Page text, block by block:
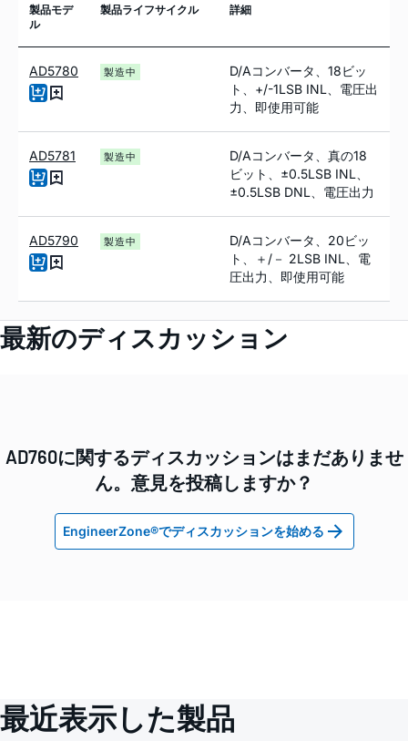
製品モデ
ル
製品ライフサイクル 詳細
AD5780 製造中
D/Aコンバータ、18ビッ
ト、+/-1LSB INL、電圧出
力、即使用可能
AD5781 製造中
D/Aコンバータ、真の18
ビット、±0.5LSB INL、
±0.5LSB DNL、電圧出力
AD5790 製造中
D/Aコンバータ、20ビッ
ト、＋/－ 2LSB INL、電
圧出力、即使用可能
最新のディスカッション
AD760に関するディスカッションはまだありませ
ん。意見を投稿しますか？
EngineerZone®でディスカッションを始める
最近表示した製品